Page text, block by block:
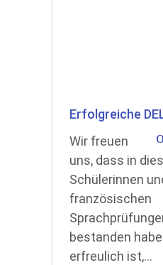
Erfolgreiche
Wir freuen
uns, dass in
Schülerinnen
französischen
bestanden
erfreulich ist,…